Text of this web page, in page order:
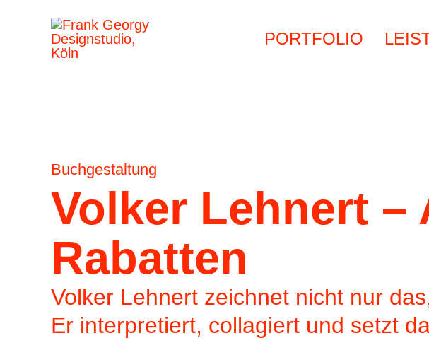
PORTFOLIO
Buchgestaltung
Volker Lehnert –
Rabatten
Volker Lehnert zeichnet nicht nur
Er interpretiert, collagiert und setzt